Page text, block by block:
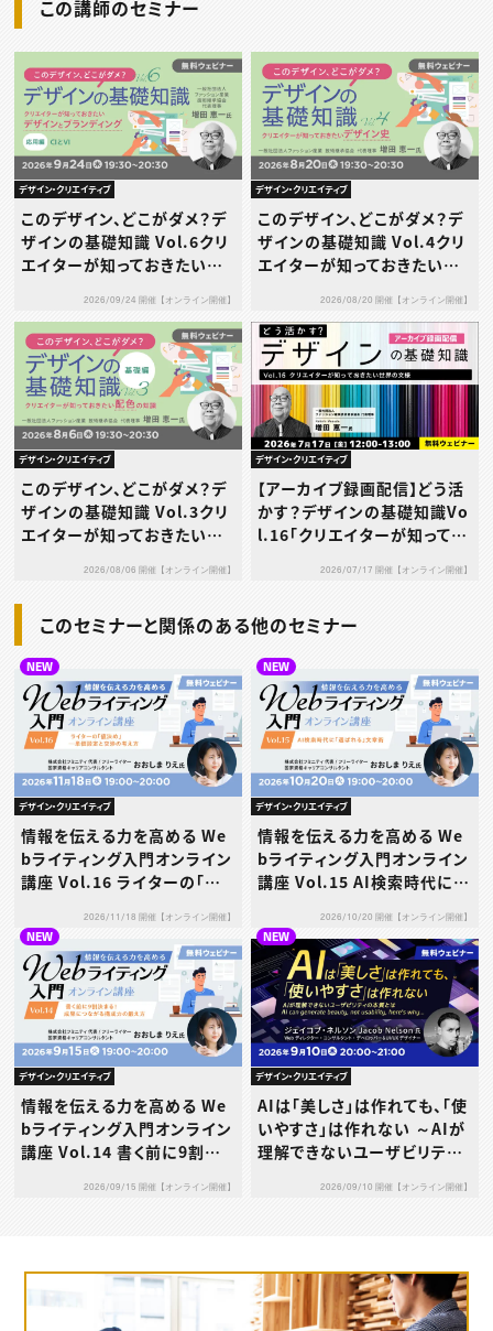
この講師のセミナー
デザイン・クリエイティブ
このデザイン、どこがダメ？デ
ザインの基礎知識 Vol.6クリ
エイターが知っておきたいデ
編］～CIとVI～2026/09/24 開催【オンライン開催】
デザイン・クリエイティブ
このデザイン、どこがダメ？デ
ザインの基礎知識 Vol.4クリ
エイターが知っておきたいデ
2026/08/20 開催【オンライン開催】
デザイン・クリエイティブ
このデザイン、どこがダメ？デ
ザインの基礎知識 Vol.3クリ
エイターが知っておきたい配
2026/08/06 開催【オンライン開催】
デザイン・クリエイティブ
【アーカイブ録画配信】どう活
かす？デザインの基礎知識Vo
l.16「クリエイターが知ってお
2026/07/17 開催【オンライン開催】
このセミナーと関係のある他のセミナー
NEW
デザイン・クリエイティブ
情報を伝える力を高める We
bライティング入門オンライン
講座 Vol.16 ライターの「値
え方
2026/11/18 開催【オンライン開催】
NEW
デザイン・クリエイティブ
情報を伝える力を高める We
bライティング入門オンライン
講座 Vol.15 AI検索時代に
2026/10/20 開催【オンライン開催】
NEW
デザイン・クリエイティブ
情報を伝える力を高める We
bライティング入門オンライン
講座 Vol.14 書く前に9割決
の鍛え方2026/09/15 開催【オンライン開催】
NEW
デザイン・クリエイティブ
AIは「美しさ」は作れても、「使
いやすさ」は作れない ～AIが
理解できないユーザビリティ
2026/09/10 開催【オンライン開催】